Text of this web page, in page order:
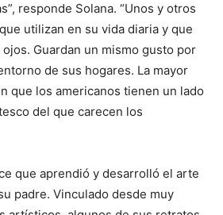
responde Solana. “Unos y otros
utilizan en su vida diaria y que
Guardan un mismo gusto por
de sus hogares. La mayor
que los americanos tienen un lado
del que carecen los
que aprendió y desarrolló el arte
padre. Vinculado desde muy